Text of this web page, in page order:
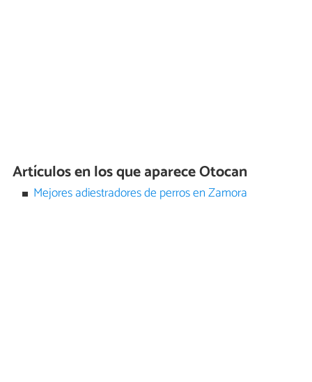
Artículos en los que aparece Otocan
Mejores adiestradores de perros en Zamora